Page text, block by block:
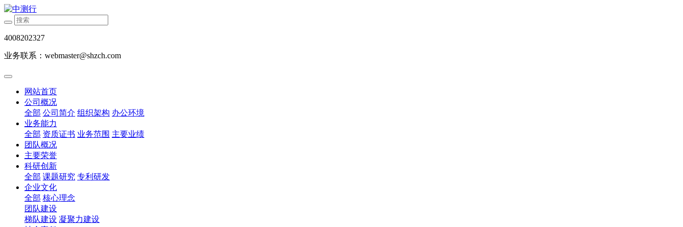
4008202327
业务联系：webmaster@shzch.com
网站首页
公司概况
全部 公司简介 组织架构 办公环境
业务能力
全部 资质证书 业务范围 主要业绩
团队概况
主要荣誉
科研创新
全部 课题研究 专利研发
企业文化
全部 核心理念
团队建设
梯队建设 凝聚力建设